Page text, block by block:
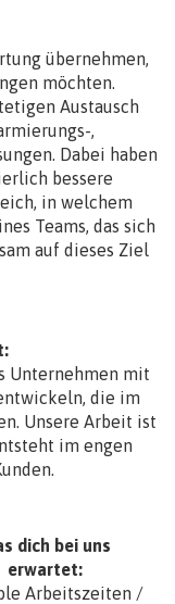
übernehmen,
möchten.
Austausch
,
Dabei haben
bessere
in welchem
Teams, das sich
auf dieses Ziel
Unternehmen mit
die im
Unsere Arbeit ist
im engen
dich bei uns
erwartet:
Arbeitszeiten /